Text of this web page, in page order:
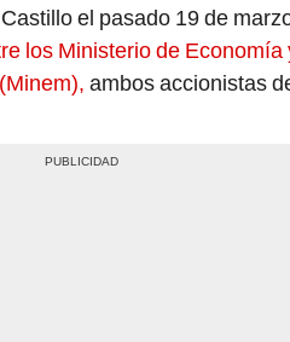
el pasado 19 de
los Ministerio de
ambos accionistas